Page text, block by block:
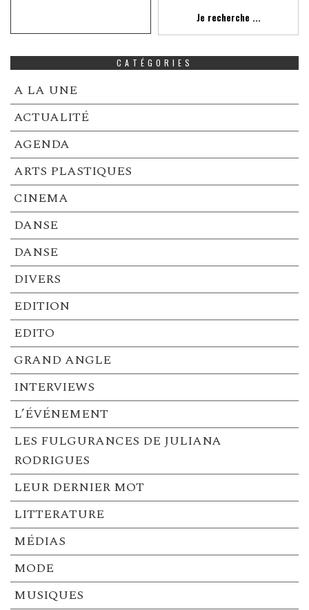
Je recherche ...
CATÉGORIES
A LA UNE
ACTUALITÉ
AGENDA
ARTS PLASTIQUES
CINEMA
DANSE
DANSE
DIVERS
EDITION
EDITO
GRAND ANGLE
INTERVIEWS
L’ÉVÉNEMENT
LES FULGURANCES DE JULIANA
RODRIGUES
LEUR DERNIER MOT
LITTERATURE
MÉDIAS
MODE
MUSIQUES